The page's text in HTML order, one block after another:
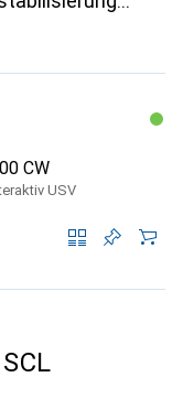
CW
USV